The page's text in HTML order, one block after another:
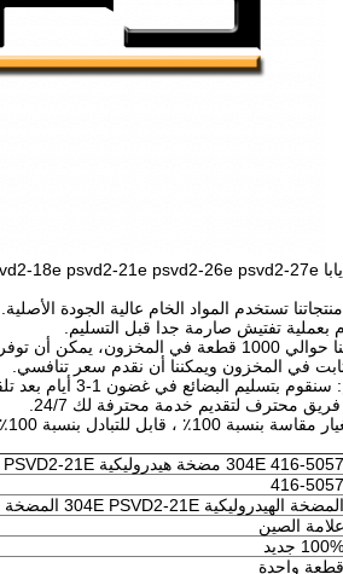
416-5057 304E مضخة هيدروليكية PSVD2-21E مضخة رئيسية
416-5057
المضخة الهيدروليكية 304E PSVD2-21E المضخة الرئيسية
علامة الصين
100% جديد
قطعة واحدة